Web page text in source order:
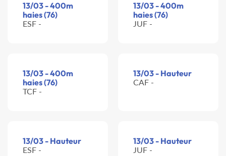
13/03 - 400m
haies (76)
ESF -
13/03 - 400m
haies (76)
JUF -
13/03 - 400m
haies (76)
TCF -
13/03 - Hauteur
CAF -
13/03 - Hauteur
ESF -
13/03 - Hauteur
JUF -